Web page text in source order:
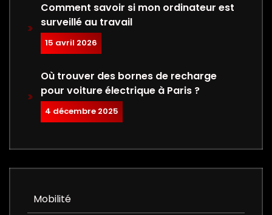
Comment savoir si mon ordinateur est
surveillé au travail
15 avril 2026
Où trouver des bornes de recharge
pour voiture électrique à Paris ?
4 décembre 2025
Mobilité